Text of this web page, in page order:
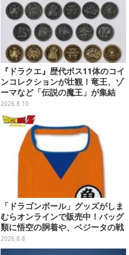
『ドラクエ』歴代ボス11体のコイ
ンコレクションが壮観！竜王、ゾ
ーマなど「伝説の魔王」が集結
2026.8.10
「ドラゴンボール」グッズがしま
むらオンラインで販売中！バッグ
類に悟空の胴着や、ベジータの戦
闘服を大胆デザイン
2026.8.8